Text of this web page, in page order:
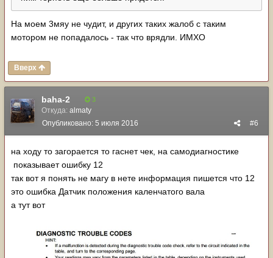
На моем 3мяу не чудит, и других таких жалоб с таким
мотором не попадалось - так что врядли. ИМХО
Вверх
baha-2 3
Откуда: almaty
#6
Опубликовано: 5 июля 2016
на ходу то загорается то гаснет чек, на самодиагностике
показывает ошибку 12
так вот я понять не магу в нете информация пишется что 12
это ошибка Датчик положения каленчатого вала
а тут вот